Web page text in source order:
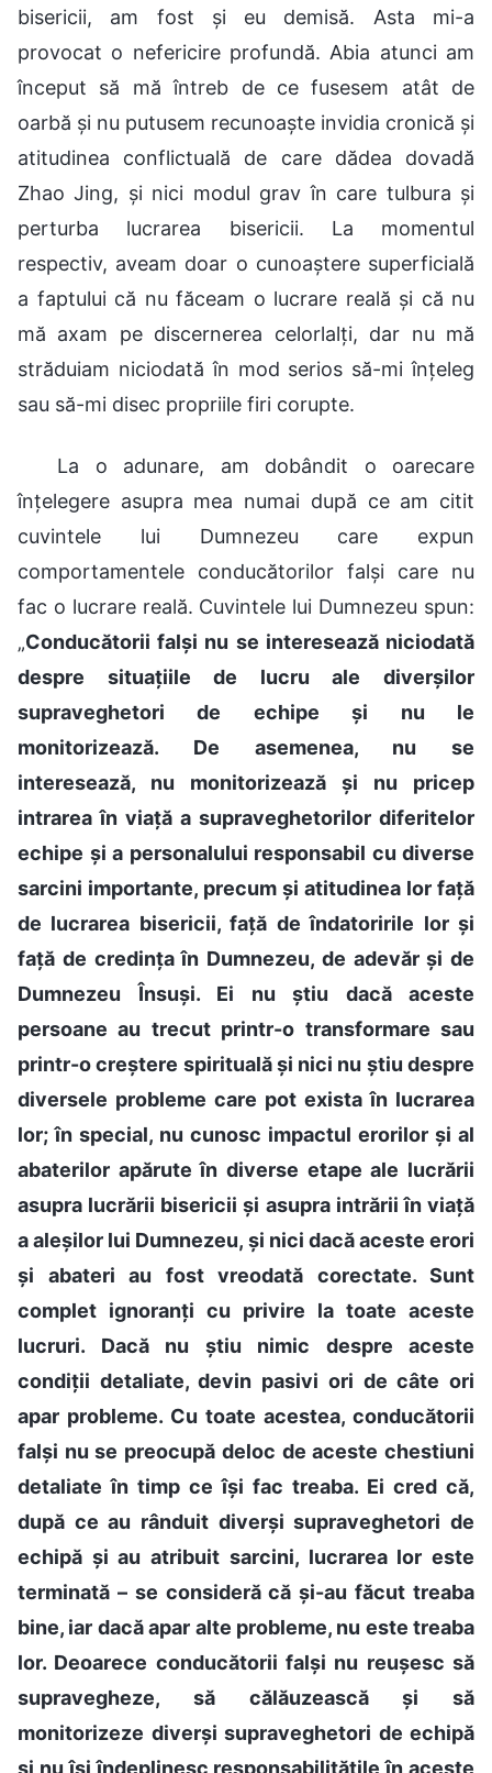
bisericii, am fost și eu demisă. Asta mi-a
provocat o nefericire profundă. Abia atunci am
început să mă întreb de ce fusesem atât de
oarbă și nu putusem recunoaște invidia cronică și
atitudinea conflictuală de care dădea dovadă
Zhao Jing, și nici modul grav în care tulbura și
perturba lucrarea bisericii. La momentul
respectiv, aveam doar o cunoaștere superficială
a faptului că nu făceam o lucrare reală și că nu
mă axam pe discernerea celorlalți, dar nu mă
străduiam niciodată în mod serios să-mi înțeleg
sau să-mi disec propriile firi corupte.
La o adunare, am dobândit o oarecare
înțelegere asupra mea numai după ce am citit
cuvintele lui Dumnezeu care expun
comportamentele conducătorilor falși care nu
fac o lucrare reală. Cuvintele lui Dumnezeu spun:
„Conducătorii falși nu se interesează niciodată
despre situațiile de lucru ale diverșilor
supraveghetori de echipe și nu le
monitorizează. De asemenea, nu se
interesează, nu monitorizează și nu pricep
intrarea în viață a supraveghetorilor diferitelor
echipe și a personalului responsabil cu diverse
sarcini importante, precum și atitudinea lor față
de lucrarea bisericii, față de îndatoririle lor și
față de credința în Dumnezeu, de adevăr și de
Dumnezeu Însuși. Ei nu știu dacă aceste
persoane au trecut printr-o transformare sau
printr-o creștere spirituală și nici nu știu despre
diversele probleme care pot exista în lucrarea
lor; în special, nu cunosc impactul erorilor și al
abaterilor apărute în diverse etape ale lucrării
asupra lucrării bisericii și asupra intrării în viață
a aleșilor lui Dumnezeu, și nici dacă aceste erori
și abateri au fost vreodată corectate. Sunt
complet ignoranți cu privire la toate aceste
lucruri. Dacă nu știu nimic despre aceste
condiții detaliate, devin pasivi ori de câte ori
apar probleme. Cu toate acestea, conducătorii
falși nu se preocupă deloc de aceste chestiuni
detaliate în timp ce își fac treaba. Ei cred că,
după ce au rânduit diverși supraveghetori de
echipă și au atribuit sarcini, lucrarea lor este
terminată – se consideră că și-au făcut treaba
bine, iar dacă apar alte probleme, nu este treaba
lor. Deoarece conducătorii falși nu reușesc să
supravegheze, să călăuzească și să
monitorizeze diverși supraveghetori de echipă
și nu își îndeplinesc responsabilitățile în aceste